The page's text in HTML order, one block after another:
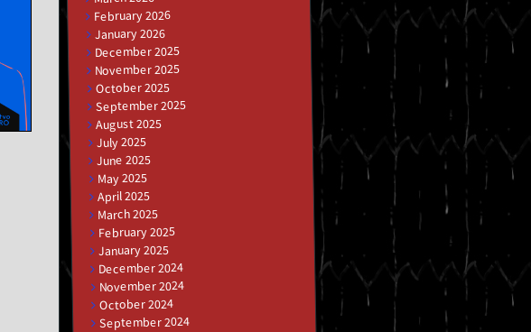
February 2026
January 2026
December 2025
November 2025
October 2025
September 2025
August 2025
July 2025
June 2025
May 2025
April 2025
March 2025
February 2025
January 2025
December 2024
November 2024
October 2024
September 2024